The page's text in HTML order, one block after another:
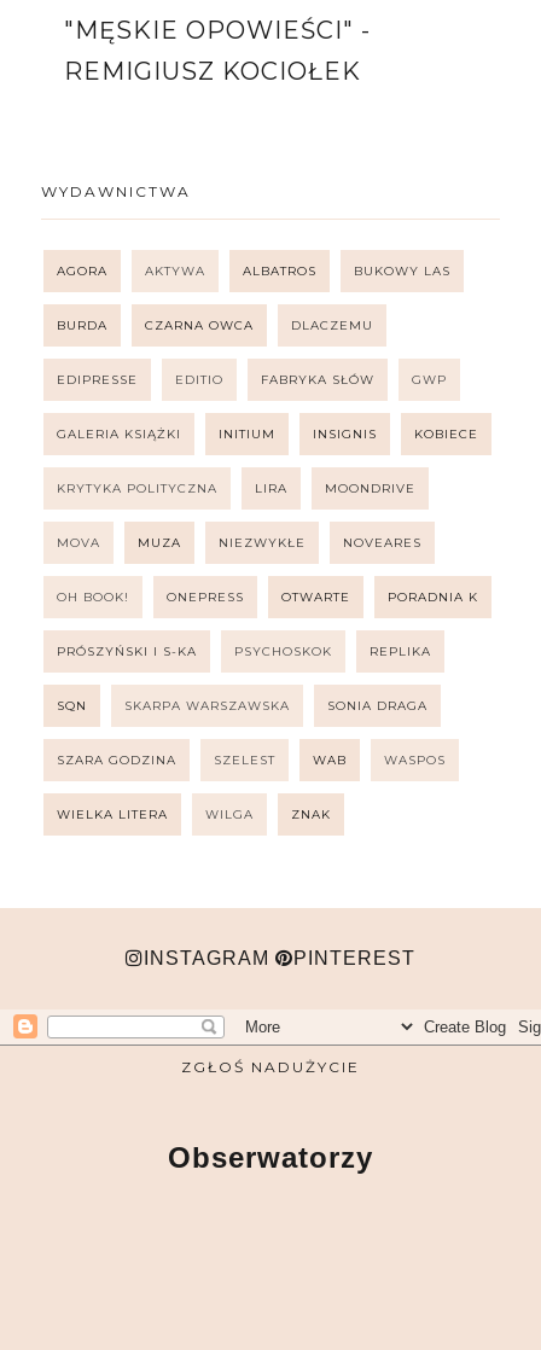
"MĘSKIE OPOWIEŚCI" -
REMIGIUSZ KOCIOŁEK
WYDAWNICTWA
AGORA AKTYWA ALBATROS BUKOWY LAS
BURDA CZARNA OWCA DLACZEMU
EDIPRESSE EDITIO FABRYKA SŁÓW GWP
GALERIA KSIĄŻKI INITIUM INSIGNIS KOBIECE
KRYTYKA POLITYCZNA LIRA MOONDRIVE
MOVA MUZA NIEZWYKŁE NOVEARES
OH BOOK! ONEPRESS OTWARTE PORADNIA K
PRÓSZYŃSKI I S-KA PSYCHOSKOK REPLIKA
SQN SKARPA WARSZAWSKA SONIA DRAGA
SZARA GODZINA SZELEST WAB WASPOS
WIELKA LITERA WILGA ZNAK
INSTAGRAM PINTEREST
ZGŁOŚ NADUŻYCIE
Obserwatorzy